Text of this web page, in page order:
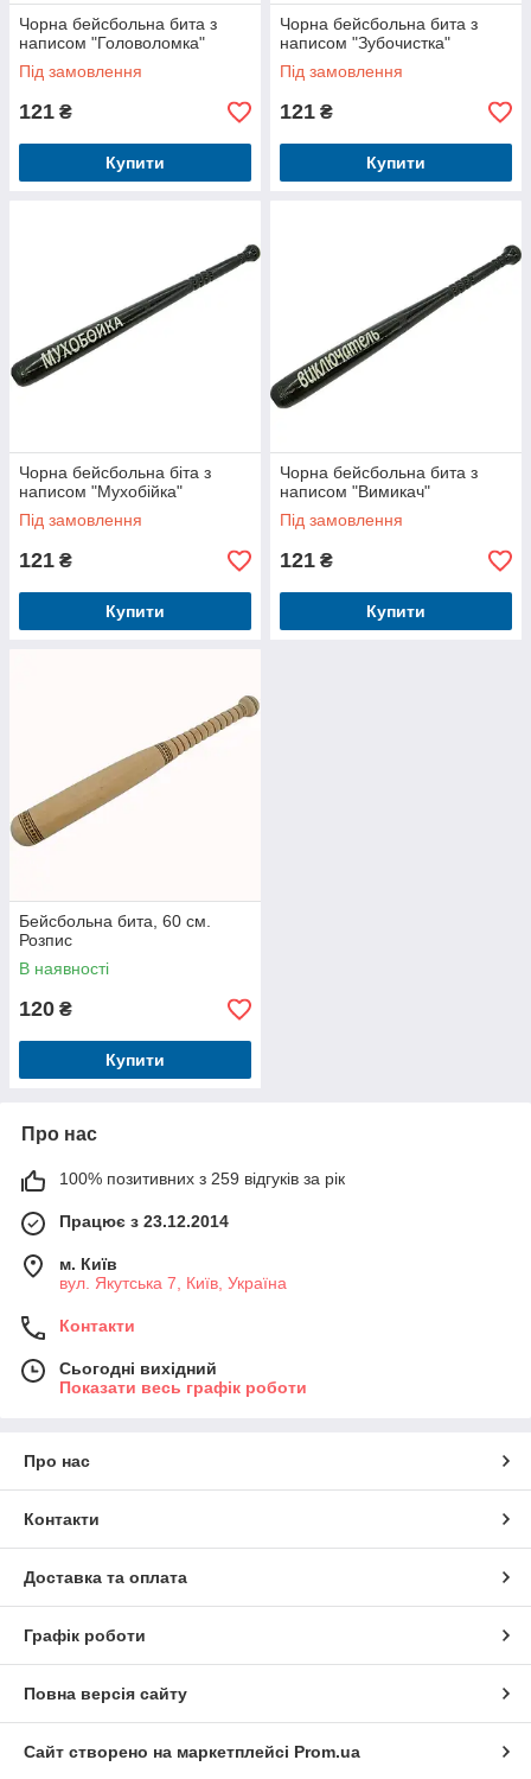
Чорна бейсбольна бита з
написом "Головоломка"
Під замовлення
121 ₴
Купити
Чорна бейсбольна бита з
написом "Зубочистка"
Під замовлення
121 ₴
Купити
Чорна бейсбольна біта з
написом "Мухобійка"
Під замовлення
121 ₴
Купити
Чорна бейсбольна бита з
написом "Вимикач"
Під замовлення
121 ₴
Купити
Бейсбольна бита, 60 см.
Розпис
В наявності
120 ₴
Купити
Про нас
100% позитивних з 259 відгуків за рік
Працює з 23.12.2014
м. Київ
вул. Якутська 7, Київ, Україна
Контакти
Сьогодні вихідний
Показати весь графік роботи
Про нас
Контакти
Доставка та оплата
Графік роботи
Повна версія сайту
Сайт створено на маркетплейсі Prom.ua